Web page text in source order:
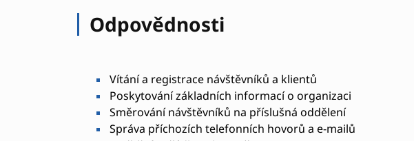
Odpovědnosti
Vítání a registrace návštěvníků a klientů
Poskytování základních informací o organizaci
Směrování návštěvníků na příslušná oddělení
Správa příchozích telefonních hovorů a e-mailů